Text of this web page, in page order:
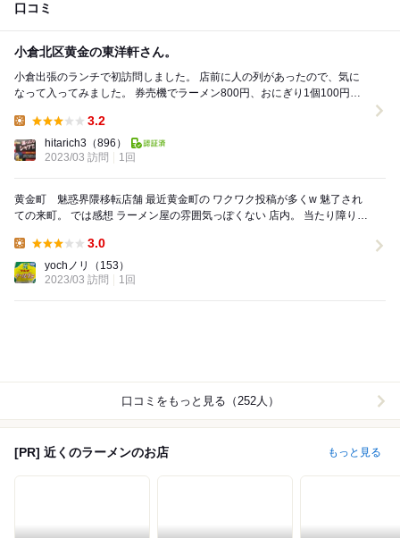
口コミ
小倉北区黄金の東洋軒さん。
小倉出張のランチで初訪問しました。 店前に人の列があったので、気に
なって入ってみました。 券売機でラーメン800円、おにぎり1個100円の
3.2
hitarich3 （896）
2023/03 訪問
1回
黄金町 魅惑界隈移転店舗 最近黄金町の ワクワク投稿が多くw 魅了され
ての来町。 では感想 ラーメン屋の雰囲気っぽくない 店内。 当たり障りな
3.0
yochノリ
（153）
2023/03 訪問
1回
口コミをもっと見る（252人）
[PR] 近くのラーメンのお店 もっと見る